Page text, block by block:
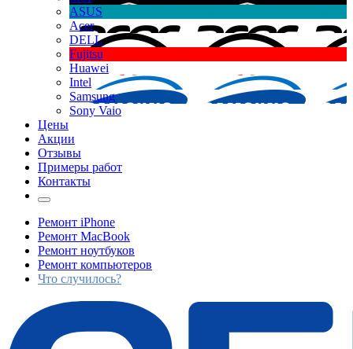
ASUS
Acer
DELL
Fujitsu
Huawei
Intel
Samsung
Sony Vaio
Цены
Акции
Отзывы
Примеры работ
Контакты
Ремонт iPhone
Ремонт MacBook
Ремонт ноутбуков
Ремонт компьютеров
Что случилось?